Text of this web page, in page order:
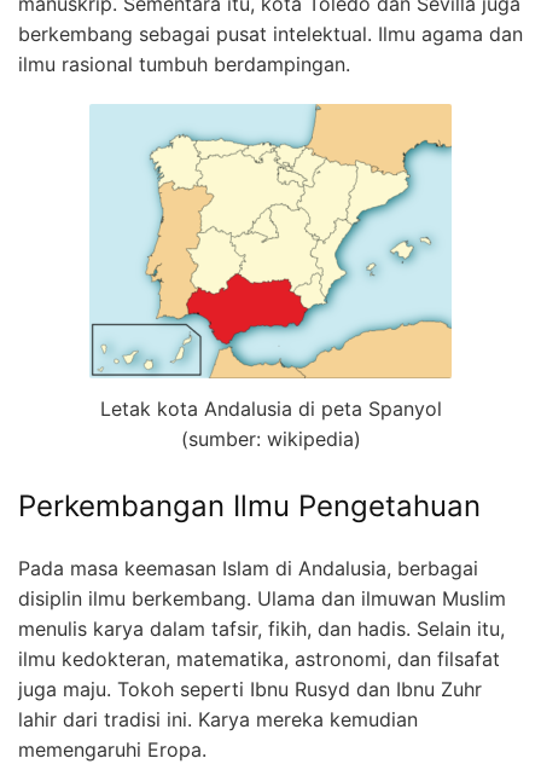
berkembang sebagai pusat intelektual. Ilmu agama dan
ilmu rasional tumbuh berdampingan.
Letak kota Andalusia di peta Spanyol
(sumber: wikipedia)
Perkembangan Ilmu Pengetahuan
Pada masa keemasan Islam di Andalusia, berbagai
disiplin ilmu berkembang. Ulama dan ilmuwan Muslim
menulis karya dalam tafsir, fikih, dan hadis. Selain itu,
ilmu kedokteran, matematika, astronomi, dan filsafat
juga maju. Tokoh seperti Ibnu Rusyd dan Ibnu Zuhr
lahir dari tradisi ini. Karya mereka kemudian
memengaruhi Eropa.